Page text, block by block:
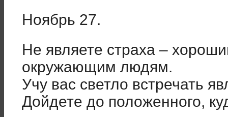
Ноябрь 27.
Не являете страха –
окружающим людям.
Учу вас светло встречать
Дойдете до положенного,